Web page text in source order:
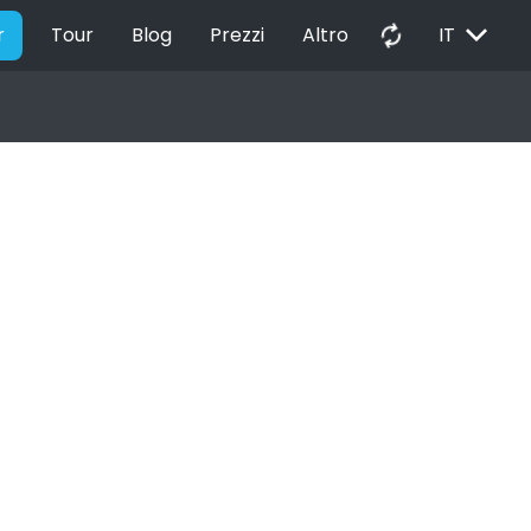
Tour Blog Prezzi Altro autorenew IT EXPAND_MORE